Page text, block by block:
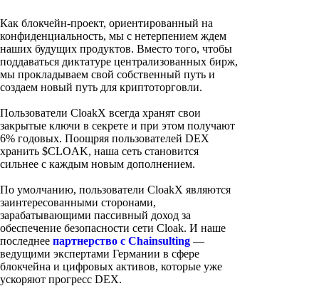
Как блокчейн-проект, ориентированный на
конфиденциальность, мы с нетерпением ждем
наших будущих продуктов. Вместо того, чтобы
поддаваться диктатуре централизованных бирж,
мы прокладываем свой собственный путь и
создаем новый путь для криптоторговли.
Пользователи CloakX всегда хранят свои
закрытые ключи в секрете и при этом получают
6% годовых. Поощряя пользователей DEX
хранить $CLOAK, наша сеть становится
сильнее с каждым новым дополнением.
По умолчанию, пользователи CloakX являются
заинтересованными сторонами,
зарабатывающими пассивный доход за
обеспечение безопасности сети Cloak. И наше
последнее партнерство с Chainsulting —
ведущими экспертами Германии в сфере
блокчейна и цифровых активов, которые уже
ускоряют прогресс DEX.